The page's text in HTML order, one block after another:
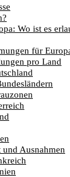
Wo ist es
für
pro Land
Ausnahmen